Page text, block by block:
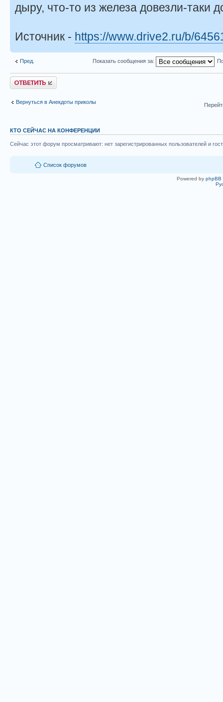
дыру, что-то из железа довезли-таки
Источник - https://www.drive2.ru/b/
Пред. Показать сообщения за:
Ответить
Вернуться в Анекдоты приколы
КТО СЕЙЧАС НА КОНФЕРЕНЦИИ
Сейчас этот форум просматривают: нет зарегистрированных пользователей и
Список форумов
Powered by phpBB